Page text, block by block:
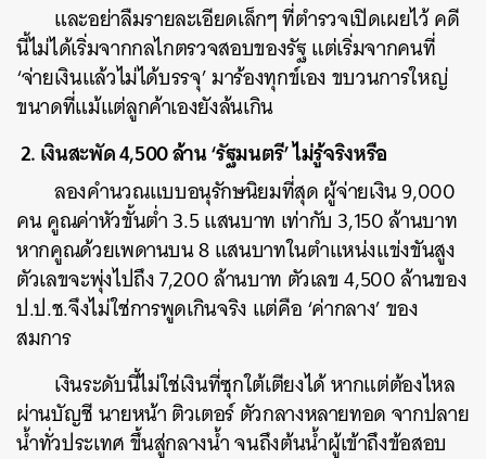
และอย่าลืมรายละเอียดเล็กๆ ที่ตำรวจเปิดเผยไว้ คดี
นี้ไม่ได้เริ่มจากกลไกตรวจสอบของรัฐ แต่เริ่มจากคนที่
‘จ่ายเงินแล้วไม่ได้บรรจุ’ มาร้องทุกข์เอง ขบวนการใหญ่
ขนาดที่แม้แต่ลูกค้าเองยังล้นเกิน
2. เงินสะพัด 4,500 ล้าน ‘รัฐมนตรี’ ไม่รู้จริงหรือ
ลองคำนวณแบบอนุรักษนิยมที่สุด ผู้จ่ายเงิน 9,000
คน คูณค่าหัวขั้นต่ำ 3.5 แสนบาท เท่ากับ 3,150 ล้านบาท
หากคูณด้วยเพดานบน 8 แสนบาทในตำแหน่งแข่งขันสูง
ตัวเลขจะพุ่งไปถึง 7,200 ล้านบาท ตัวเลข 4,500 ล้านของ
ป.ป.ช.จึงไม่ใช่การพูดเกินจริง แต่คือ ‘ค่ากลาง’ ของ
สมการ
เงินระดับนี้ไม่ใช่เงินที่ซุกใต้เตียงได้ หากแต่ต้องไหล
ผ่านบัญชี นายหน้า ติวเตอร์ ตัวกลางหลายทอด จากปลาย
น้ำทั่วประเทศ ขึ้นสู่กลางน้ำ จนถึงต้นน้ำผู้เข้าถึงข้อสอบ